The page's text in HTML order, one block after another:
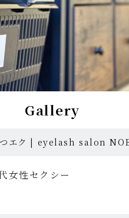
Gallery
エク | eyelash salon
女性セクシー